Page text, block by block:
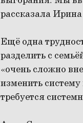
рассказала
Ещё одна
разделить с
«очень сложно
изменить
требуется